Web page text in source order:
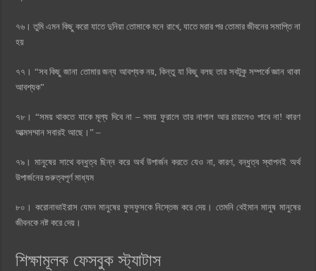
৭৬। তুমি এমন কিছু করো যাতে দুনিয়া তোমাকে মনে রাখে, যাতে মরার পর তোমার জীবনের সমাপ্তি না
হয়
৭৭। “সব কিছু জানা তোমার জন্য আবশ্যক নয়, কিন্তু যা কিছু বলছ তার সবটুকু সম্পর্কে জ্ঞান থাকা
আবশ্যক”
৭৮। “সময় থাকতে যাকে মূল্য দিবে না – সময় ফুরালে তার নাগাল আর চায়লেও পাবে না! কারণ
আত্মসম্মান সবারই আছে।” –
৭৯। মানুষের সাথে বন্ধুত্ব ছিন্ন করে অর্থ উপার্জন করতে যেও না, কারণ, বন্ধুত্ব স্থাপনই অর্থ
উপার্জনের গুরুত্বপূর্ণ মাধ্যম
৮০। করোনাভাইরাস যেমন মানুষের ফুসফুসকে নিস্তেজ করে দেয়। তেমনি বেইমান মানুষ মানুষের
জীবনকে নষ্ট করে দেয়।
শিক্ষামূলক ফেসবুক স্ট্যাটাস